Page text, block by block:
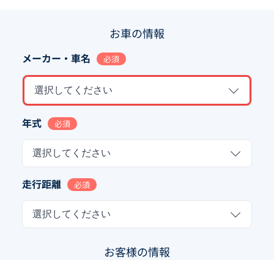
お車の情報
メーカー・車名 必須
選択してください
年式 必須
選択してください
走行距離 必須
選択してください
お客様の情報